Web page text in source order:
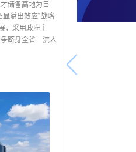
储备高地为目
溢出效应”战略
，采用政府主
跻身全省一流人